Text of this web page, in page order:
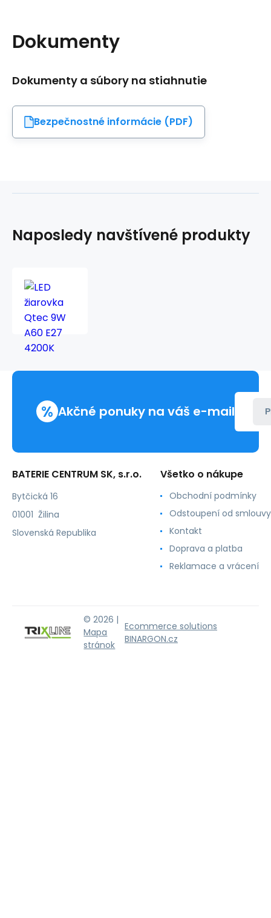
Dokumenty
Dokumenty a súbory na stiahnutie
Bezpečnostné informácie (PDF)
Naposledy navštívené produkty
% Akčné ponuky na váš e-mail
BATERIE CENTRUM SK, s.r.o.
Bytčická 16
01001 Žilina
Slovenská Republika
Všetko o nákupe
Obchodní podmínky
Odstoupení od smlouvy
Kontakt
Doprava a platba
Reklamace a vrácení
© 2026 |
Mapa
stránok
Ecommerce solutions
BINARGON.cz